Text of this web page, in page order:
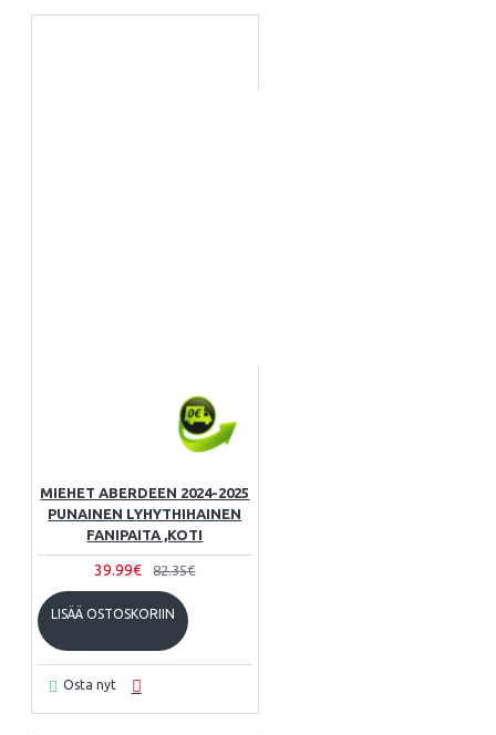
MIEHET ABERDEEN 2024-2025
PUNAINEN LYHYTHIHAINEN
FANIPAITA ,KOTI
39.99€ 82.35€
LISÄÄ OSTOSKORIIN
Osta nyt